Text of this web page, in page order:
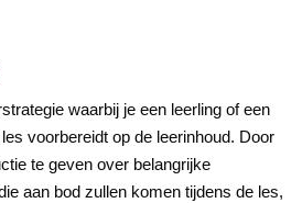
waarbij je een leerling of een
voorbereidt op de leerinhoud. Door
te geven over belangrijke
aan bod zullen komen tijdens de les,